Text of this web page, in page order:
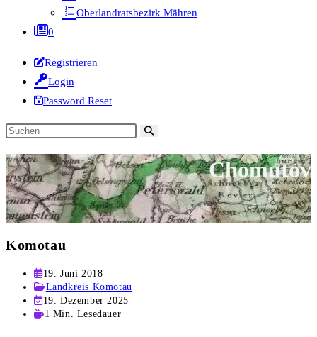
Oberlandratsbezirk Mähren
0
Registrieren
Login
Password Reset
Diese
durchsuchen
Chomutov
Komotau
Beitrag
veröffentlicht:
19. Juni 2018
Beitrags-
Kategorie:
Landkreis Komotau
Beitrag
zuletzt
19. Dezember 2025
Lesedauer:
1 Min. Lesedauer